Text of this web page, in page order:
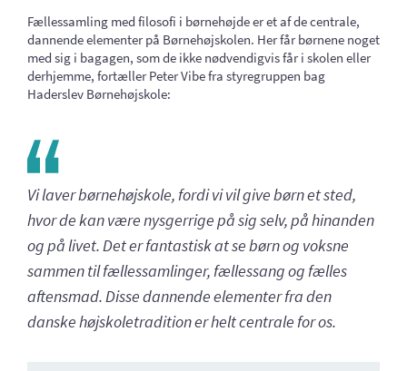
Fællessamling med filosofi i børnehøjde er et af de centrale,
dannende elementer på Børnehøjskolen. Her får børnene noget
med sig i bagagen, som de ikke nødvendigvis får i skolen eller
derhjemme, fortæller Peter Vibe fra styregruppen bag
Haderslev Børnehøjskole:
Vi laver børnehøjskole, fordi vi vil give børn et sted,
hvor de kan være nysgerrige på sig selv, på hinanden
og på livet. Det er fantastisk at se børn og voksne
sammen til fællessamlinger, fællessang og fælles
aftensmad. Disse dannende elementer fra den
danske højskoletradition er helt centrale for os.